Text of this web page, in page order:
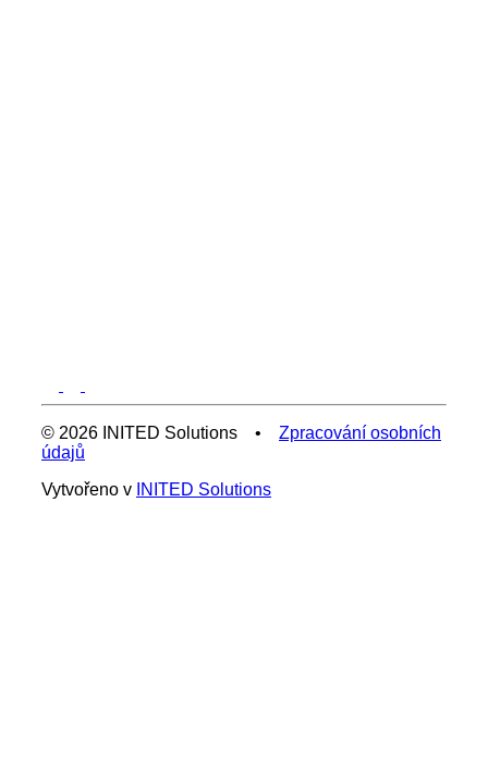
© 2026 INITED Solutions • Zpracování osobních
údajů
Vytvořeno v INITED Solutions